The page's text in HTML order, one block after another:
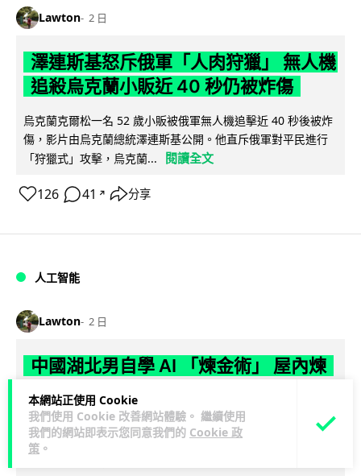
本網站正使用 Cookie
我們使用 Cookie 改善網站體驗。 繼續使用
我們的網站即表示您同意我們的 Cookie 政
策 。
Lawton 2 日
澤連斯基怒斥俄軍「人肉狩獵」 無人機
追殺烏克蘭小販近 40 秒仍被炸傷
烏克蘭克爾松一名 52 歲小販被俄軍無人機追擊近 40 秒後被炸
傷，影片由烏克蘭總統澤連斯基公開。他直斥俄軍對平民進行
「狩獵式」攻擊，烏克蘭...
閱讀全文
126 41 ↗ 分享
人工智能
Lawton 2 日
中國湖北男自學 AI 「煉金術」 屋內煉
金冒濃煙驚動全區
中國湖北黃石一名男子見金價高企，利用 AI 自學提煉黃金，在
租住單位私設高壓爐及作坊冶煉，過程產生大量刺鼻濃煙，驚